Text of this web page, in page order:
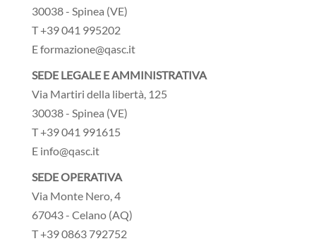
30038 - Spinea (VE)
T +39 041 995202
E formazione@qasc.it
SEDE LEGALE E AMMINISTRATIVA
Via Martiri della libertà, 125
30038 - Spinea (VE)
T +39 041 991615
E info@qasc.it
SEDE OPERATIVA
Via Monte Nero, 4
67043 - Celano (AQ)
T +39 0863 792752